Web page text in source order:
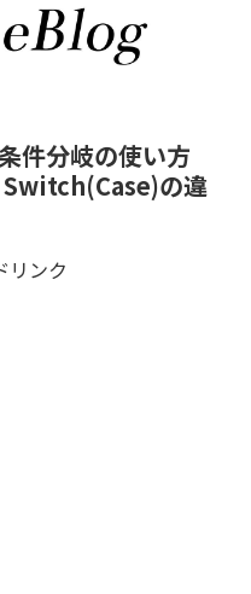
件分岐の使い方
の違
リンク